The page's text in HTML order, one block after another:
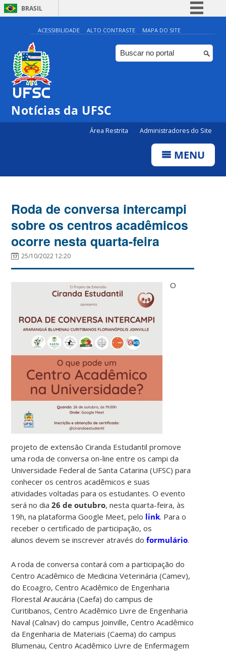
BRASIL
Simplifique!
Comunica BR
Participe
ACESSIBILIDADE ALTO CONTRASTE MAPA DO SITE
Notícias da UFSC
Área Restrita Administradores do Site
MENU
Roda de conversa intercampi
sobre os centros acadêmicos
ocorre nesta quarta-feira
25/10/2022 12:20
O
projeto de extensão Ciranda Estudantil promove
uma roda de conversa on-line entre os campi da
Universidade Federal de Santa Catarina (UFSC) para
conhecer oscentros acadêmicose suas
atividades voltadas para os estudantes. O evento
será no dia26 de outubro, nesta quarta-feira, às
19h, na plataforma Google Meet, pelo link. Para o
receber o certificado de participação, os
alunosdevem se inscrever através doformulário.
A roda de conversa contará com a participação do
Centro Acadêmico de Medicina Veterinária (Camev),
do Ecoagro, Centro Acadêmico de Engenharia
Florestal Araucária (Caefa) do campus de
Curitibanos,Centro Acadêmico Livre de Engenharia
Naval (Calnav) docampus Joinville,Centro Acadêmico
da Engenharia de Materiais (Caema) do campus
Blumenau,Centro Acadêmico Livre de Enfermagem